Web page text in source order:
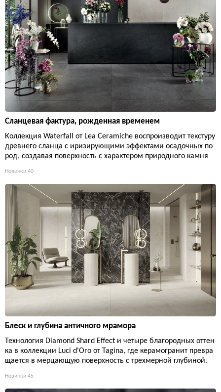
Сланцевая фактура, рожденная временем
Коллекция Waterfall от Lea Ceramiche воспроизводит текстуру
древнего сланца с иризирующими эффектами осадочных по
род, создавая поверхность с характером природного камня
Новинки 40
Блеск и глубина античного мрамора
Технология Diamond Shard Effect и четыре благородных оттен
ка в коллекции Luci d'Oro от Tagina, где керамогранит превра
щается в мерцающую поверхность с трехмерной глубиной.
Новинки 45